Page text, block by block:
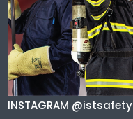
INSTAGRAM @istsafety